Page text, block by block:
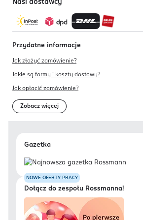
Nasi dostawcy
Przydatne informacje
Jak złożyć zamówienie?
Jakie są formy i koszty dostawy?
Jak opłacić zamówienie?
Zobacz więcej
Gazetka
NOWE OFERTY PRACY
Dołącz do zespołu Rossmanna!